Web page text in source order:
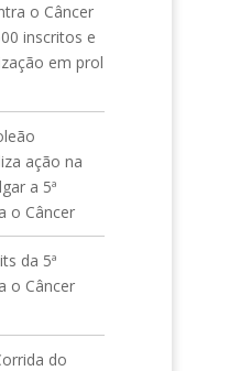
o Câncer
inscritos e
em prol
ação na
a 5ª
o Câncer
da 5ª
o Câncer
do